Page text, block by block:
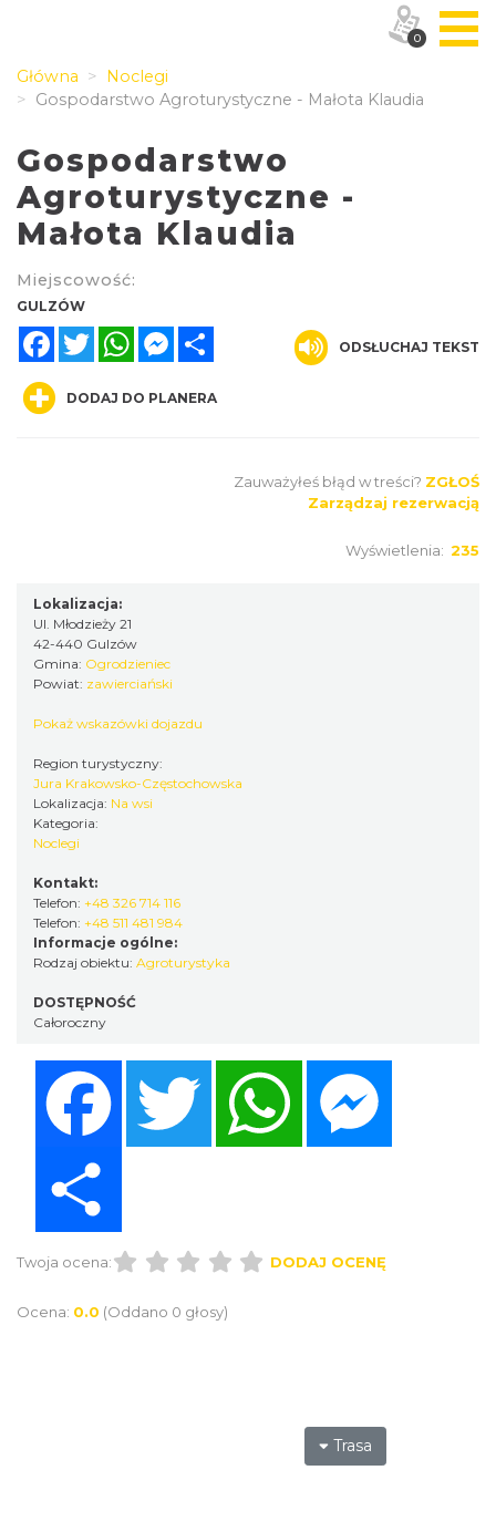
Główna
Noclegi
Gospodarstwo Agroturystyczne - Małota Klaudia
Gospodarstwo
Agroturystyczne -
Małota Klaudia
Miejscowość:
GULZÓW
FacebookTwitterWhatsAppMessenger
ODSŁUCHAJ TEKST
DODAJ DO PLANERA
Zauważyłeś błąd w treści? ZGŁOŚ
Zarządzaj rezerwacją
Wyświetlenia: 235
Lokalizacja:
Ul. Młodzieży 21
42-440 Gulzów
Gmina: Ogrodzieniec
Powiat: zawierciański
Pokaż wskazówki dojazdu
Region turystyczny:
Jura Krakowsko-Częstochowska
Lokalizacja: Na wsi
Kategoria:
Noclegi
Kontakt:
Telefon: +48 326 714 116
Telefon: +48 511 481 984
Informacje ogólne:
Rodzaj obiektu: Agroturystyka
DOSTĘPNOŚĆ
Całoroczny
Twitter WhatsApp
Twoja ocena: DODAJ OCENĘ
Ocena: 0.0 (Oddano 0 głosy)
Trasa
0